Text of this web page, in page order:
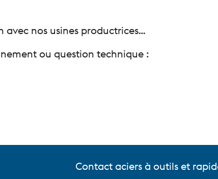
avec nos usines productrices…
ou question technique :
Contact aciers à outils et
Contact aciers et alliages